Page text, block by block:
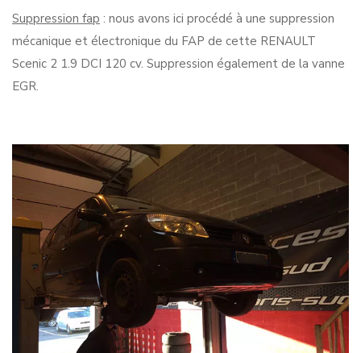
Suppression fap : nous avons ici procédé à une suppression
mécanique et électronique du FAP de cette RENAULT
Scenic 2 1.9 DCI 120 cv. Suppression également de la vanne
EGR.